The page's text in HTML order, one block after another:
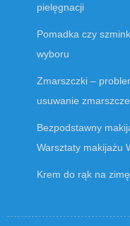
pielęgnacji
Pomadka czy
wyboru
Zmarszczki –
usuwanie
Bezpodstawny
Warsztaty makijażu
Krem do rąk na